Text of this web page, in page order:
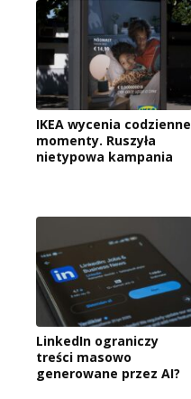
IKEA wycenia codzienne
momenty. Ruszyła
nietypowa kampania
LinkedIn ograniczy
treści masowo
generowane przez AI?